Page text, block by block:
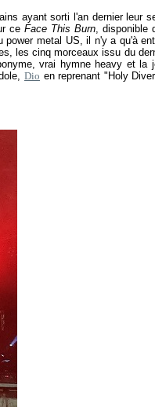
ayant sorti l'an dernier leur
ce Face This Burn, disponible
metal US, il n'y a qu'à
les cinq morceaux issu du
vrai hymne heavy et la
Dio en reprenant "Holy